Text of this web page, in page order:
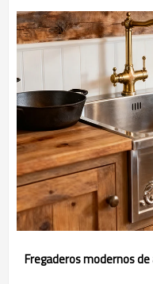
Fregaderos modernos